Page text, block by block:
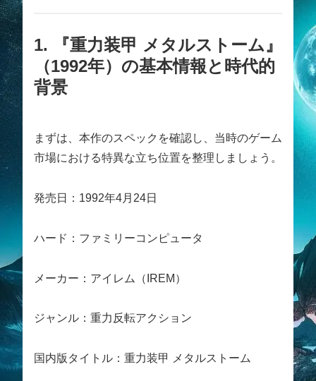
1. 『重力装甲 メタルストーム』
（1992年）の基本情報と時代的
背景
まずは、本作のスペックを確認し、当時のゲーム
市場における特異な立ち位置を整理しましょう。
発売日：1992年4月24日
ハード：ファミリーコンピュータ
メーカー：アイレム（IREM）
ジャンル：重力反転アクション
国内版タイトル：重力装甲 メタルストーム